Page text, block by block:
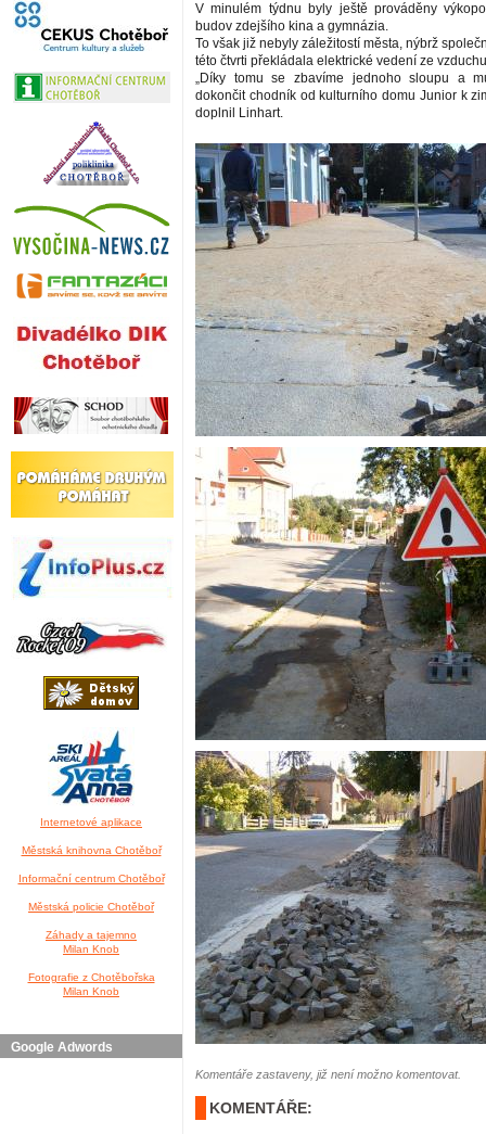
Internetové aplikace
Městská knihovna Chotěboř
Informační centrum Chotěboř
Městská policie Chotěboř
Záhady a tajemno
Milan Knob
Fotografie z Chotěbořska
Milan Knob
Google Adwords
V minulém týdnu byly ještě prováděny
budov zdejšího kina a gymnázia.
To však již nebyly záležitostí města, nýbrž
této čtvrti překládala elektrické vedení ze
„Díky tomu se zbavíme jednoho sloupu a
dokončit chodník od kulturního domu Junior k
doplnil Linhart.
Komentáře zastaveny, již není možno komentovat.
KOMENTÁŘE: